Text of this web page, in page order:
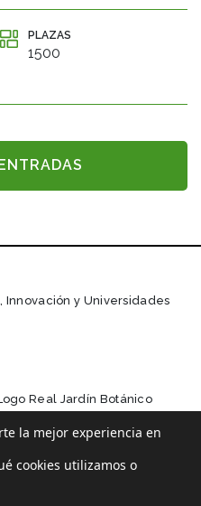
PLAZAS
1500
la mejor experiencia en
cookies utilizamos o